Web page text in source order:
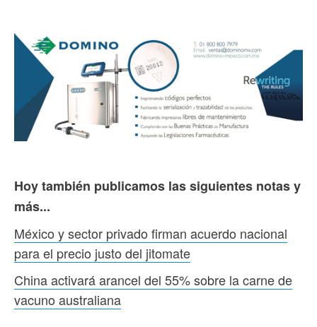
Hoy también publicamos las siguientes notas y
más...
México y sector privado firman acuerdo nacional
para el precio justo del jitomate
China activará arancel del 55% sobre la carne de
vacuno australiana